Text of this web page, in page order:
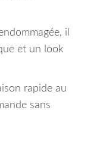
il
et un look
rapide au
sans